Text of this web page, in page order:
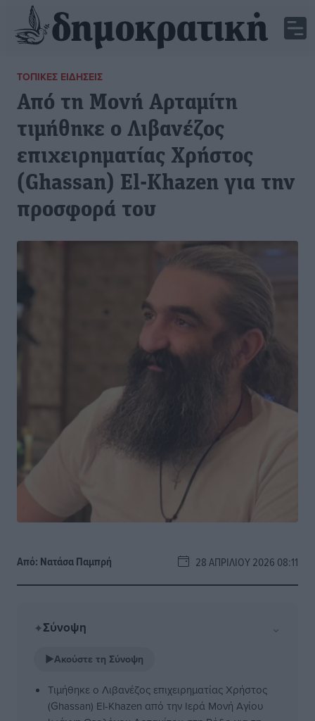
ΤΟΠΙΚΈΣ ΕΙΔΉΣΕΙΣ
Από τη Μονή Αρταμίτη
τιμήθηκε ο Λιβανέζος
επιχειρηματίας Χρήστος
(Ghassan) El-Khazen για την
προσφορά του
Από: Νατάσα Παμπρή 28 ΑΠΡΙΛΊΟΥ 2026 08:11
✦Σύνοψη ⌄
▶Ακούστε τη Σύνοψη
Τιμήθηκε ο Λιβανέζος επιχειρηματίας Χρήστος
(Ghassan) El-Khazen από την Ιερά Μονή Αγίου